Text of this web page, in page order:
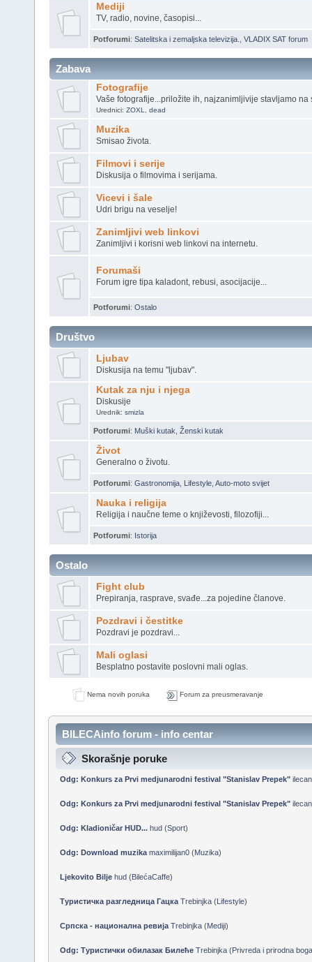
Mediji
TV, radio, novine, časopisi...
Potforumi: Satelitska i zemaljska televizija. VLADIX SAT forum
Zabava
Fotografije
Vaše fotografije...priložite ih, najzanimljivije stavljamo na
Urednici: ZOXL dead
Muzika
Smisao života.
Filmovi i serije
Diskusija o filmovima i serijama.
Vicevi i šale
Udri brigu na veselje!
Zanimljivi web linkovi
Zanimljivi i korisni web linkovi na internetu.
Forumaši
Forum igre tipa kaladont, rebusi, asocijacije...
Potforumi: Ostalo
Društvo
Ljubav
Diskusija na temu "ljubav".
Kutak za nju i njega
Diskusije
Urednik: smizla
Potforumi: Muški kutak Ženski kutak
Život
Generalno o životu.
Potforumi: Gastronomija Lifestyle Auto-moto svijet
Nauka i religija
Religija i naučne teme o književosti, filozofiji...
Potforumi: Istorija
Ostalo
Fight club
Prepiranja, rasprave, svađe...za pojedine članove.
Pozdravi i čestitke
Pozdravi je pozdravi...
Mali oglasi
Besplatno postavite poslovni mali oglas.
Nema novih poruka Forum za preusmeravanje
BILECAinfo forum - info centar
Skorašnje poruke
Odg: Konkurs za Prvi medjunarodni festival "Stanislav Prepek"
Odg: Konkurs za Prvi medjunarodni festival "Stanislav Prepek"
Odg: Kladioničar HUD... hud(Sport)
Odg: Download muzika maximilijan0(Muzika)
Ljekovito Bilje hud(BilećaCaffe)
Туристичка разгледница Гацка Trebinjka(Lifestyle)
Српска - национална ревија Trebinjka(Mediji)
Odg: Туристички обилазак Билеће Trebinjka(Privreda i prirodna